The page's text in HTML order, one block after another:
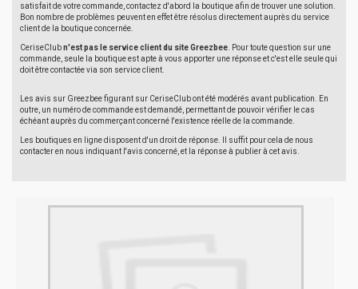
satisfait de votre commande, contactez d'abord la boutique afin de trouver une solution.
Bon nombre de problèmes peuvent en effet être résolus directement auprès du service
client de la boutique concernée.
CeriseClubn'est pas le service client du site Greezbee . Pour toute question sur une
commande, seule la boutique est apte à vous apporter une réponse et c'est elle seule qui
doit être contactée via son service client.
Les avis sur Greezbee figurant sur CeriseClub ont été modérés avant publication. En
outre, un numéro de commande est demandé, permettant de pouvoir vérifier le cas
échéant auprès du commerçant concerné l'existence réelle de la commande.
Les boutiques en ligne disposent d'un droit de réponse. Il suffit pour cela de nous
contacter en nous indiquant l'avis concerné, et la réponse à publier à cet avis.